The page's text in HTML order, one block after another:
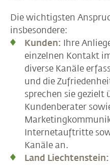
Die wichtigsten
insbesondere:
Kunden: Ihre
einzelnen Kontakt
diverse Kanäle
und die
sprechen sie gezielt
Kundenberater
Internetauftritte
Kanäle an.
Land Liechtenstein: